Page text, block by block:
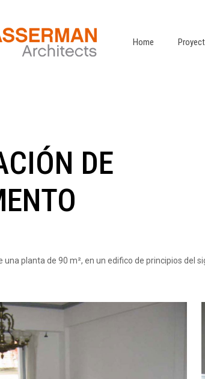
Home
DE
planta de 90 m², en un edifico de principios del